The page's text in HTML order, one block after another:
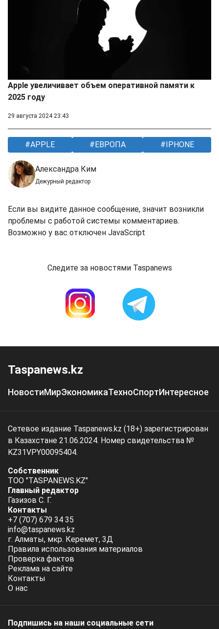
Apple увеличивает объем оперативной памяти к
2025 году
29 августа 2024 23:43
APPLE ЕВРОПА IPHONE
Александра Ким
Дежурный редактор
Если вы видите данное сообщение, значит возникли
проблемы с работой системы комментариев.
Возможно у вас отключен JavaScript
Следите за новостями Taspanews
Taspanews.kz
НовостиМирЭкономикаТехноСпортИнтересное
Сетевое издание Taspanews.kz (18+) зарегистрирован
в Казахстане 21.06.2024. Номер свидетельства №
KZ31VPY00095404.
Собственник
ТОО "TASPANEWS.KZ"
Главный редактор
Газизов С. Г.
Контакты
+7 (707) 679 34 35
info@taspanews.kz
г. Алматы, мкр. Керемет, 3Д
Правила использования материалов
Проверка фактов
Реклама на сайте
Контакты
О нас
Подпишись на наши социальные cети